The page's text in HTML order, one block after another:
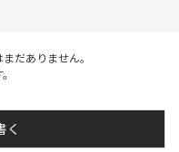
だありません。
く